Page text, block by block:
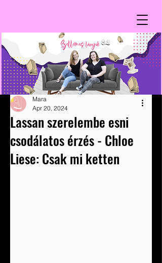
Lassan szerelembe esni
csodálatos érzés - Chloe
Liese: Csak mi ketten
Mara
Apr 20, 2024